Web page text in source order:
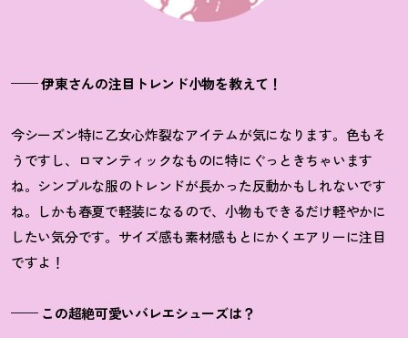
—— 伊東さんの注目トレンド小物を教えて！
今シーズン特に乙女心炸裂なアイテムが気になります。色もそ
うですし、ロマンティックなものに特にぐっときちゃいます
ね。シンプルな服のトレンドが長かった反動かもしれないです
ね。しかも春夏で軽装になるので、小物もできるだけ軽やかに
したい気分です。サイズ感も素材感もとにかくエアリーに注目
ですよ ！
—— この超絶可愛いバレエシューズは？